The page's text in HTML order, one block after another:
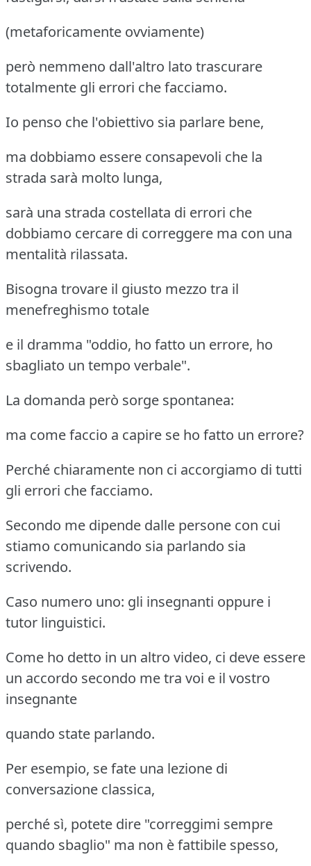
(metaforicamente ovviamente)
però nemmeno dall'altro lato trascurare
totalmente gli errori che facciamo.
Io penso che l'obiettivo sia parlare bene,
ma dobbiamo essere consapevoli che la
strada sarà molto lunga,
sarà una strada costellata di errori che
dobbiamo cercare di correggere ma con una
mentalità rilassata.
Bisogna trovare il giusto mezzo tra il
menefreghismo totale
e il dramma "oddio, ho fatto un errore, ho
sbagliato un tempo verbale".
La domanda però sorge spontanea:
ma come faccio a capire se ho fatto un errore?
Perché chiaramente non ci accorgiamo di tutti
gli errori che facciamo.
Secondo me dipende dalle persone con cui
stiamo comunicando sia parlando sia
scrivendo.
Caso numero uno: gli insegnanti oppure i
tutor linguistici.
Come ho detto in un altro video, ci deve essere
un accordo secondo me tra voi e il vostro
insegnante
quando state parlando.
Per esempio, se fate una lezione di
conversazione classica,
perché sì, potete dire "correggimi sempre
quando sbaglio" ma non è fattibile spesso,